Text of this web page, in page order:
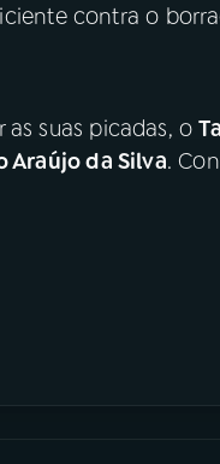
contra o
as suas picadas, o
Araújo da Silva.